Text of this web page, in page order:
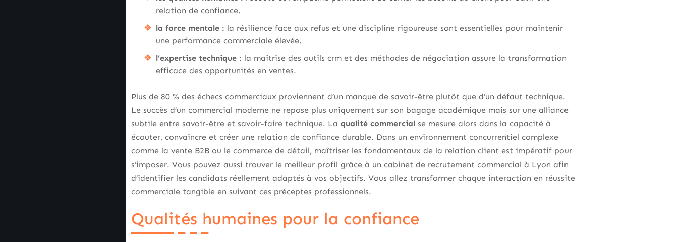
relation de confiance.
la force mentale : la résilience face aux refus et une discipline rigoureuse sont essentielles pour maintenir
une performance commerciale élevée.
l’expertise technique : la maîtrise des outils crm et des méthodes de négociation assure la transformation
efficace des opportunités en ventes.
Plus de 80 % des échecs commerciaux proviennent d’un manque de savoir-être plutôt que d’un défaut technique.
Le succès d’un commercial moderne ne repose plus uniquement sur son bagage académique mais sur une alliance
subtile entre savoir-être et savoir-faire technique. La qualité commercial se mesure alors dans la capacité à
écouter, convaincre et créer une relation de confiance durable. Dans un environnement concurrentiel complexe
comme la vente B2B ou le commerce de détail, maîtriser les fondamentaux de la relation client est impératif pour
s’imposer. Vous pouvez aussi trouver le meilleur profil grâce à un cabinet de recrutement commercial à Lyon afin
d’identifier les candidats réellement adaptés à vos objectifs. Vous allez transformer chaque interaction en réussite
commerciale tangible en suivant ces préceptes professionnels.
Qualités humaines pour la confiance